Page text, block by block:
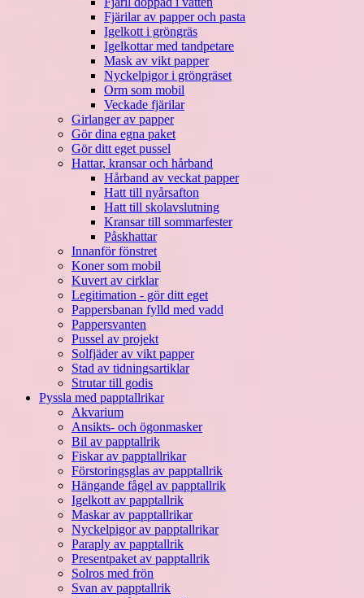
Fjärilar av papper och pasta
Igelkott i gröngräs
Igelkottar med tandpetare
Mask av vikt papper
Nyckelpigor i gröngräset
Orm som mobil
Veckade fjärilar
Girlanger av papper
Gör dina egna paket
Gör ditt eget pussel
Hattar, kransar och hårband
Hårband av veckat papper
Hatt till nyårsafton
Hatt till skolavslutning
Kransar till sommarfester
Påskhattar
Innanför fönstret
Koner som mobil
Kuvert av cirklar
Legitimation - gör ditt eget
Pappersbanan fylld med vadd
Pappersvanten
Pussel av projekt
Solfjäder av vikt papper
Stad av tidningsartiklar
Strutar till godis
Pyssla med papptallrikar
Akvarium
Ansikts- och ögonmasker
Bil av papptallrik
Fiskar av papptallrikar
Förstoringsglas av papptallrik
Hängande fågel av papptallrik
Igelkott av papptallrik
Maskar av papptallrikar
Nyckelpigor av papptallrikar
Paraply av papptallrik
Presentpaket av papptallrik
Solros med frön
Svan av papptallrik